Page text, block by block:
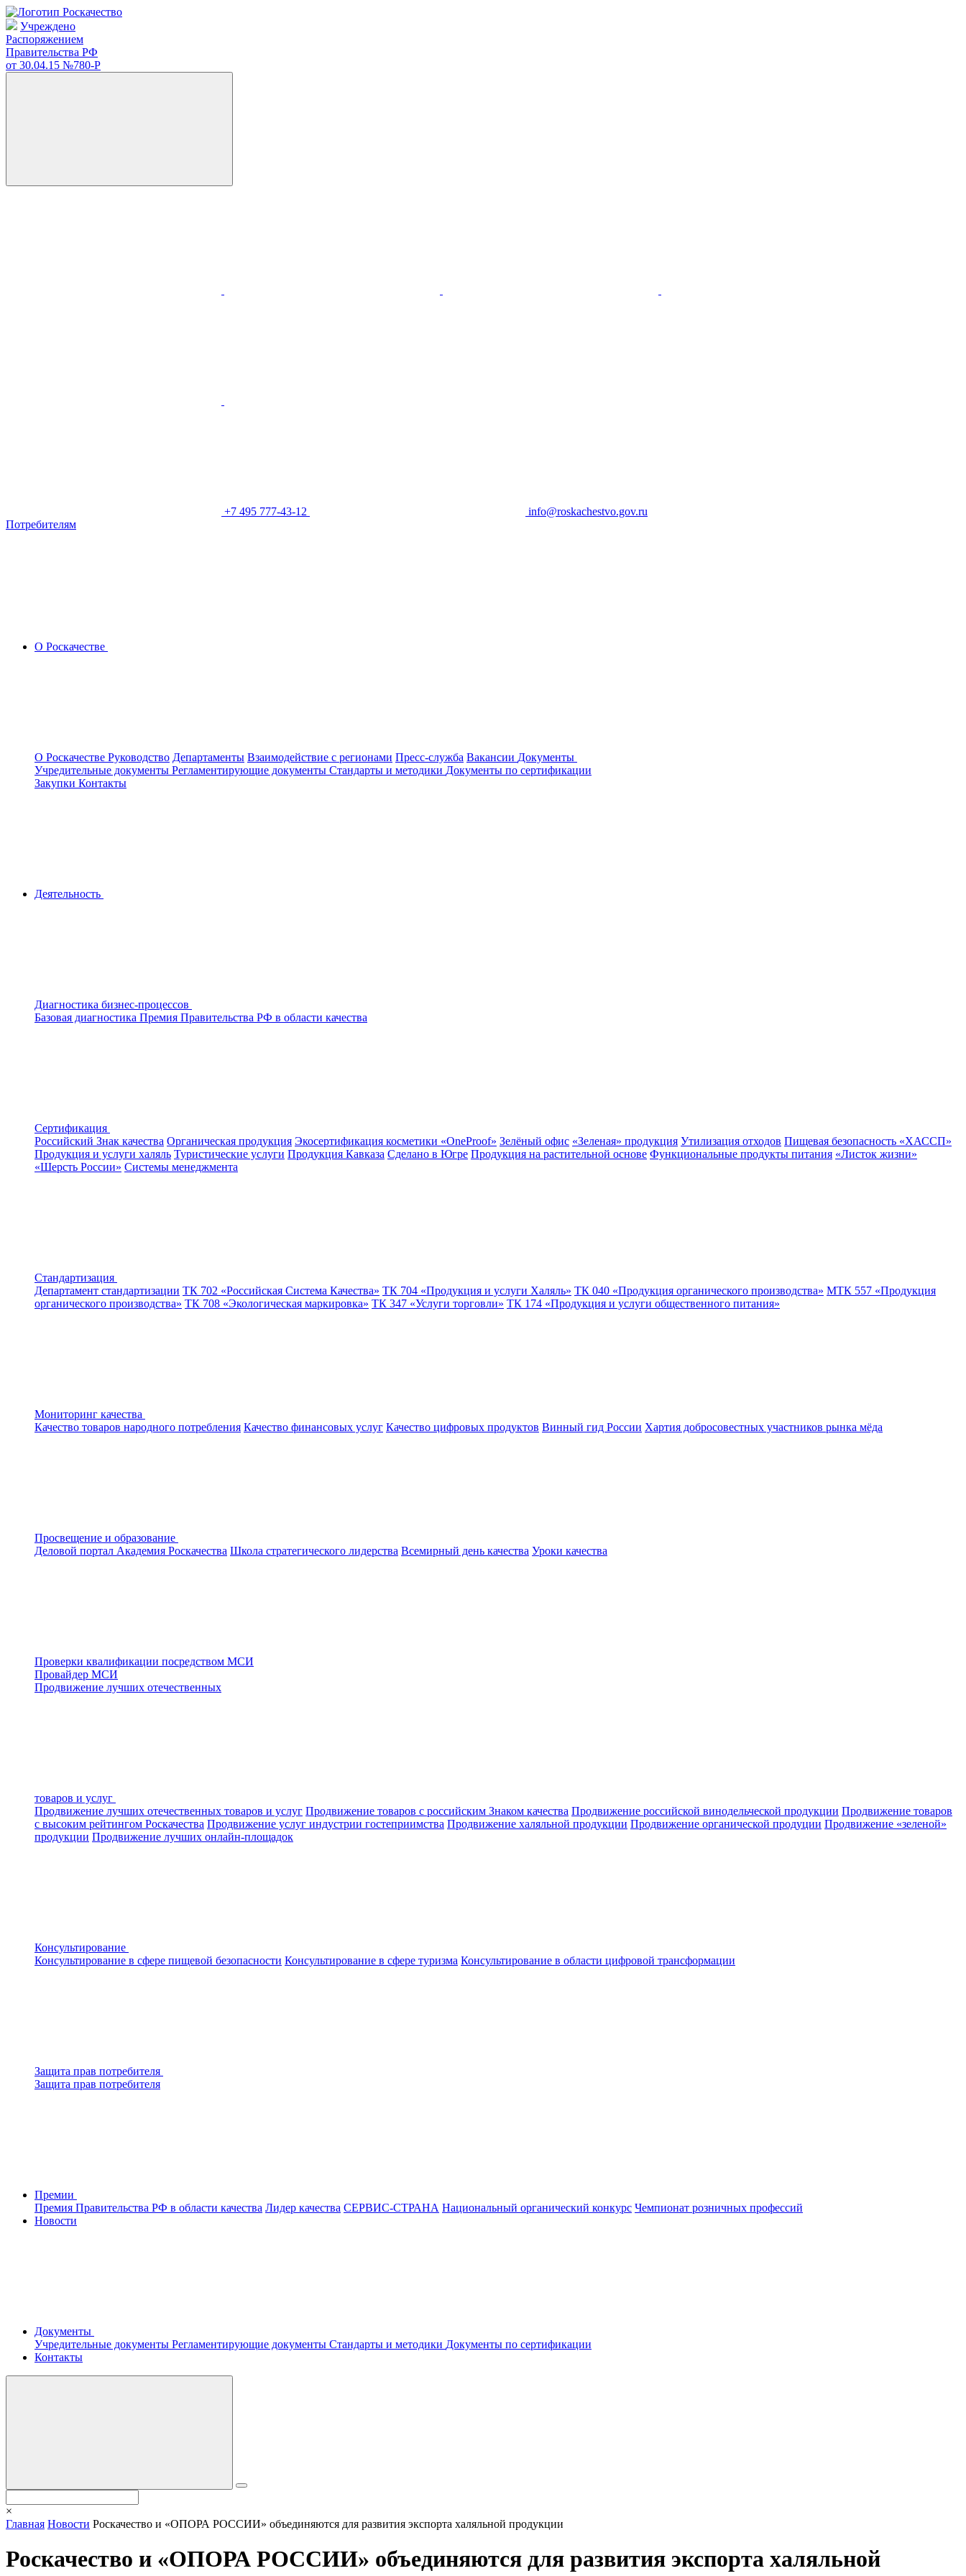
Учреждено
Распоряжением
Правительства РФ
от 30.04.15 №780-Р
+7 495 777-43-12
info@roskachestvo.gov.ru
Потребителям
О Роскачестве
О Роскачестве Руководство Департаменты Взаимодействие с регионами Пресс-служба Вакансии Документы
Учредительные документы Регламентирующие документы Стандарты и методики Документы по сертификации
Закупки Контакты
Деятельность
Диагностика бизнес-процессов
Базовая диагностика Премия Правительства РФ в области качества
Сертификация
Российский Знак качества Органическая продукция Экосертификация косметики «OneProof» Зелёный офис «Зеленая» продукция Утилизация отходов Пищевая безопасность «ХАССП»
Продукция и услуги халяль Туристические услуги Продукция Кавказа Сделано в Югре Продукция на растительной основе Функциональные продукты питания «Листок жизни»
«Шерсть России» Системы менеджмента
Стандартизация
Департамент стандартизации ТК 702 «Российская Система Качества» ТК 704 «Продукция и услуги Халяль» ТК 040 «Продукция органического производства» МТК 557 «Продукция
органического производства» ТК 708 «Экологическая маркировка» ТК 347 «Услуги торговли» ТК 174 «Продукция и услуги общественного питания»
Мониторинг качества
Качество товаров народного потребления Качество финансовых услуг Качество цифровых продуктов Винный гид России Хартия добросовестных участников рынка мёда
Просвещение и образование
Деловой портал Академия Роскачества Школа стратегического лидерства Всемирный день качества Уроки качества
Проверки квалификации посредством МСИ
Провайдер МСИ
Продвижение лучших отечественных
товаров и услуг
Продвижение лучших отечественных товаров и услуг Продвижение товаров с российским Знаком качества Продвижение российской винодельческой продукции Продвижение товаров
с высоким рейтингом Роскачества Продвижение услуг индустрии гостеприимства Продвижение халяльной продукции Продвижение органической продуции Продвижение «зеленой»
продукции Продвижение лучших онлайн-площадок
Консультирование
Консультирование в сфере пищевой безопасности Консультирование в сфере туризма Консультирование в области цифровой трансформации
Защита прав потребителя
Защита прав потребителя
Премии
Премия Правительства РФ в области качества Лидер качества СЕРВИС-СТРАНА Национальный органический конкурс Чемпионат розничных профессий
Новости
Документы
Учредительные документы Регламентирующие документы Стандарты и методики Документы по сертификации
Контакты
×
Главная Новости Роскачество и «ОПОРА РОССИИ» объединяются для развития экспорта халяльной продукции
Роскачество и «ОПОРА РОССИИ» объединяются для развития экспорта халяльной